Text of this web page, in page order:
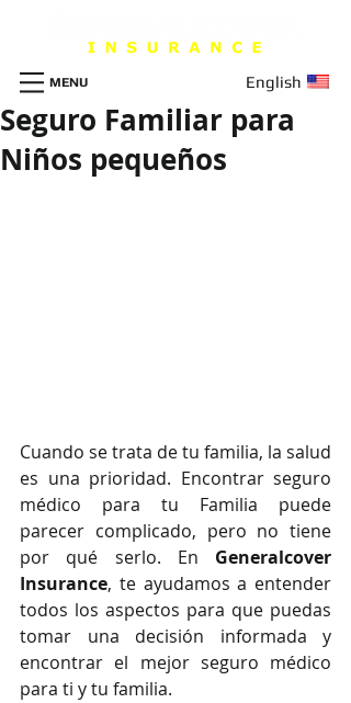
English
MENU
Seguro Familiar para
Niños pequeños
Cuando se trata de tu familia, la salud
es una prioridad. Encontrar seguro
médico para tu Familia puede
parecer complicado, pero no tiene
por qué serlo. En Generalcover
Insurance, te ayudamos a entender
todos los aspectos para que puedas
tomar una decisión informada y
encontrar el mejor seguro médico
para ti y tu familia.